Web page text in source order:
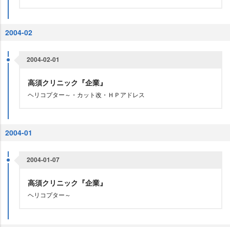
2004-02
2004-02-01
高須クリニック『企業』
ヘリコプター～・カット改・ＨＰアドレス
2004-01
2004-01-07
高須クリニック『企業』
ヘリコプター～